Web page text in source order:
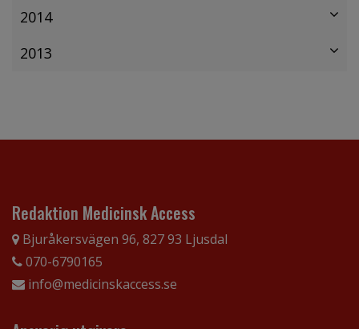
2014
2013
Redaktion Medicinsk Access
Bjuråkersvägen 96, 827 93 Ljusdal
070-6790165
info@medicinskaccess.se